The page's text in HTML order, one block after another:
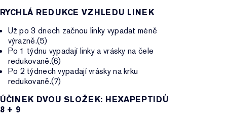
RYCHLÁ REDUKCE VZHLEDU LINEK
Už po 3 dnech začnou linky vypadat méně
výrazně.(5)
Po 1 týdnu vypadají linky a vrásky na čele
redukovaně.(6)
Po 2 týdnech vypadají vrásky na krku
redukovaně.(7)
ÚČINEK DVOU SLOŽEK: HEXAPEPTIDŮ
8 + 9